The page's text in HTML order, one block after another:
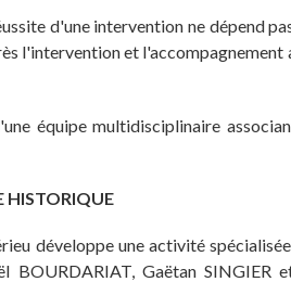
d'une intervention ne dépend
l'intervention et l'accompagnement
équipe multidisciplinaire
HISTORIQUE
développe une activité
BOURDARIAT, Gaëtan SINGIER